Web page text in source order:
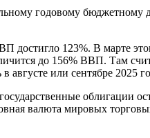
годовому
123%. В марте
до 156% ВВП. Там
августе или сентябре 2025
облигации
валюта мировых